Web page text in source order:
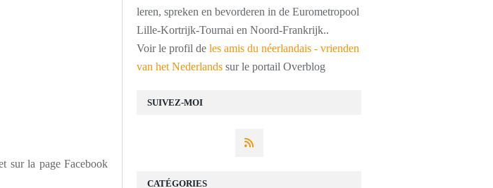
sur la page Facebook
SUIVEZ-MOI
leren, spreken en bevorderen in de Eurometropool
Lille-Kortrijk-Tournai en Noord-Frankrijk..
Voir le profil de les amis du néerlandais - vrienden
van het Nederlands sur le portail Overblog
CATÉGORIES